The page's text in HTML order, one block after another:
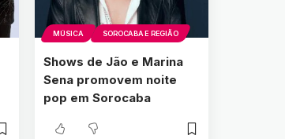
MÚSICA SOROCABA E REGIÃO
Shows de Jão e Marina
Sena promovem noite
pop em Sorocaba